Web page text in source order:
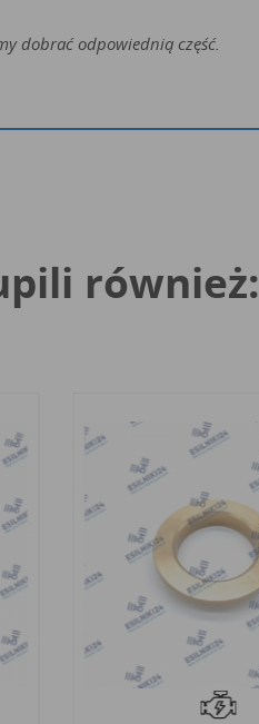
dobrać odpowiednią część.
również: